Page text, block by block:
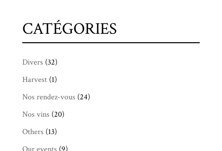
CATÉGORIES
Divers (32)
Harvest(1)
Nos rendez-vous (24)
Nos vins (20)
Others (13)